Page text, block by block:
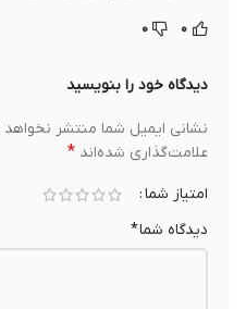
دیدگاه خود را بنویسید
نشانی ایمیل شما منتشر نخواهد شد.
علامت‌گذاری شده‌اند*
امتیاز شما
دیدگاه شما*